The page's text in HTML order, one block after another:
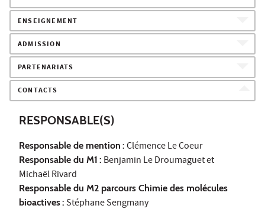
ENSEIGNEMENT
ADMISSION
PARTENARIATS
CONTACTS
RESPONSABLE(S)
Responsable de mention : Clémence Le Coeur
Responsable du M1 : Benjamin Le Droumaguet et
Michaël Rivard
Responsable du M2 parcours Chimie des molécules
bioactives: Stéphane Sengmany